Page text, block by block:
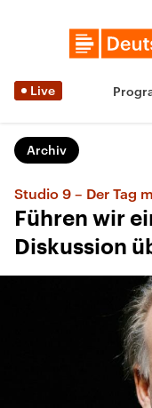
Live
Archiv
Studio 9 – Der Tag
Führen wir
Diskussion